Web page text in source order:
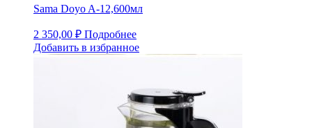
Sama Doyo A-12,600мл
2 350,00 ₽ Подробнее
Добавить в избранное